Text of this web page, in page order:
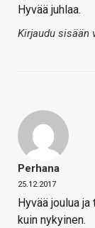
Hyvää juhlaa.
Kirjaudu sisään
Perhana
25.12.2017
Hyvää joulua
kuin nykyinen.